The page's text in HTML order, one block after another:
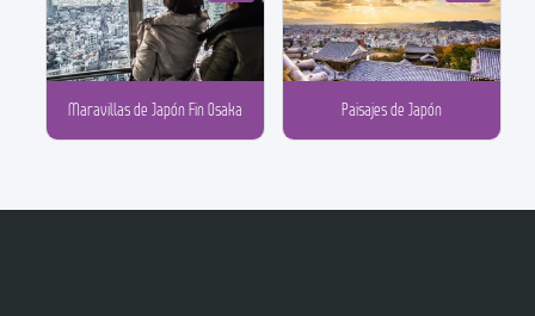
Maravillas de Japón Fin Osaka Paisajes de Japón